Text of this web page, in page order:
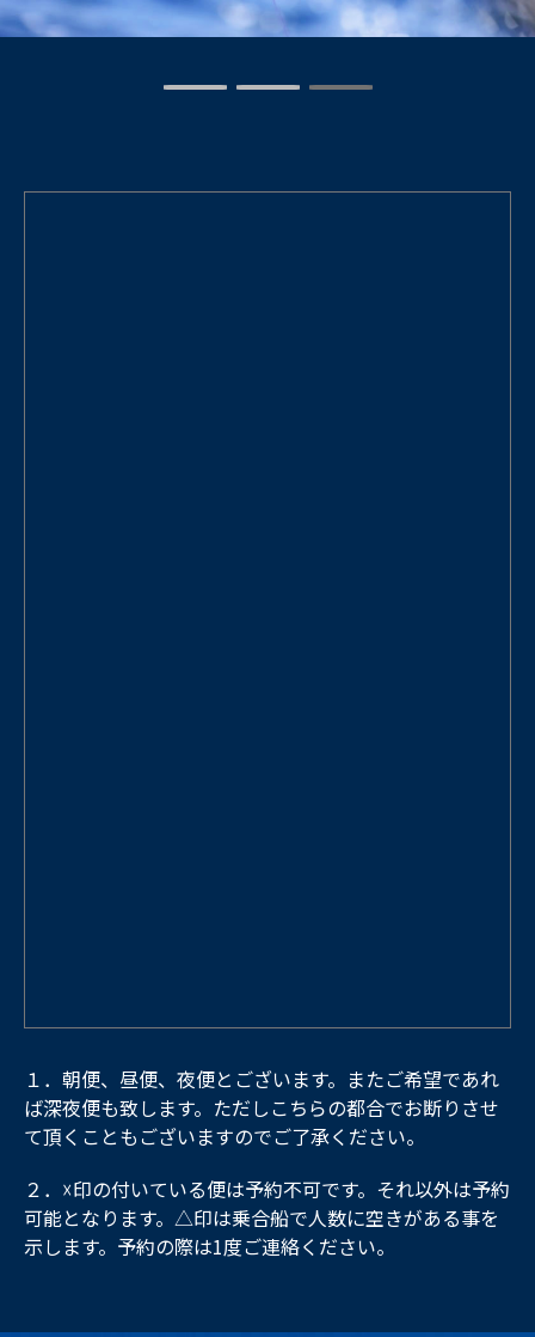
１．朝便、昼便、夜便とございます。またご希望であれ
ば深夜便も致します。ただしこちらの都合でお断りさせ
て頂くこともございますのでご了承ください。
２．☓印の付いている便は予約不可です。それ以外は予約
可能となります。△印は乗合船で人数に空きがある事を
示します。予約の際は1度ご連絡ください。